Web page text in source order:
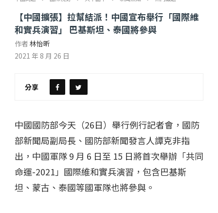
【中國擴張】拉幫結派！中國宣布舉行「國際維
和實兵演習」 巴基斯坦、泰國將參與
作者 林怡昕
2021 年 8 月 26 日
分享
中國國防部今天（26日）舉行例行記者會，國防
部新聞局副局長、國防部新聞發言人譚克非指
出，中國軍隊 9 月 6 日至 15 日將首次舉辦「共同
命運-2021」國際維和實兵演習，包含巴基斯
坦、蒙古、泰國等國軍隊也將參與。